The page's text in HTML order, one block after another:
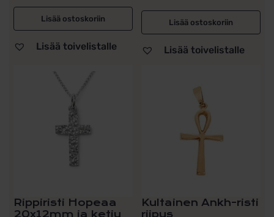
Lisää ostoskoriin
Lisää toivelistalle
Lisää ostoskoriin
Lisää toivelistalle
Rippiristi Hopeaa
20x12mm ja ketju
Kultainen Ankh-risti
riipus